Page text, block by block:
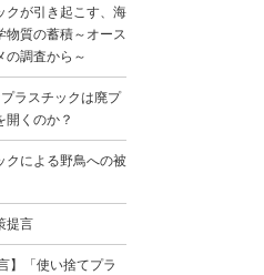
クが引き起こす、海
物質の蓄積～オース
の調査から～
ラスチックは廃プ
開くのか？
クによる野鳥への被
提言
】「使い捨てプラ